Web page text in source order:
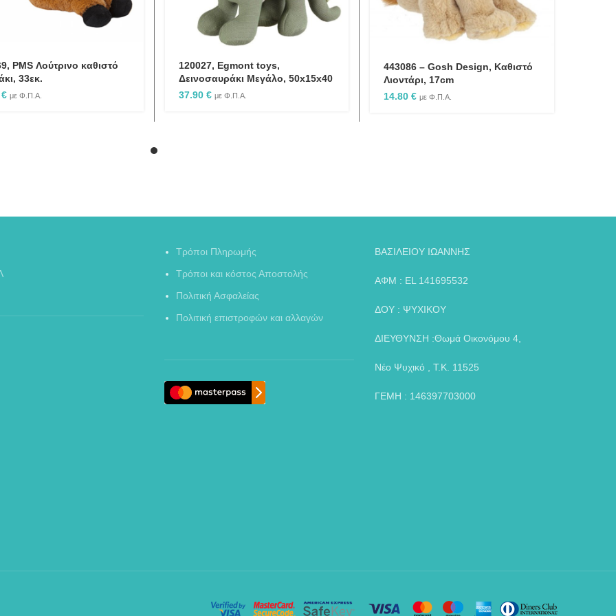
PMS Λούτρινο καθιστό
33εκ.
€ με Φ.Π.Α.
120027, Egmont toys,
Δεινοσαυράκι Μεγάλο, 50x15x40
37.90 € με Φ.Π.Α.
443086 – Gosh Design, Καθιστό
Λιοντάρι, 17cm
14.80 € με Φ.Π.Α.
Τρόποι Πληρωμής
Τρόποι και κόστος Αποστολής
Πολιτική Ασφαλείας
Πολιτική επιστροφών και αλλαγών
ΒΑΣΙΛΕΙΟΥ ΙΩΑΝΝΗΣ
ΑΦΜ : EL 141695532
ΔΟΥ : ΨΥΧΙΚΟΥ
ΔΙΕΥΘΥΝΣΗ :Θωμά Οικονόμου 4,
Νέο Ψυχικό , Τ.Κ. 11525
ΓΕΜΗ : 146397703000